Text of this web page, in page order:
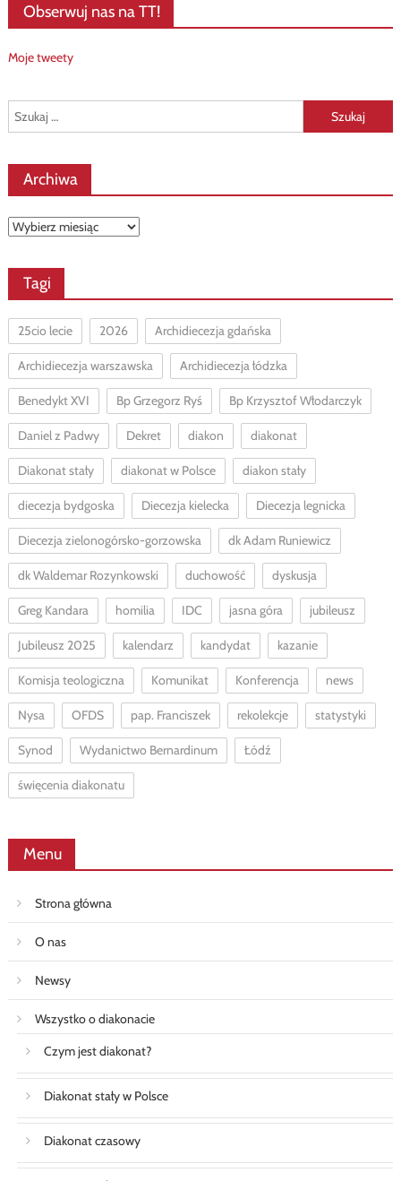
Obserwuj nas na TT!
Moje tweety
Szukaj:
Archiwa
Archiwa
Tagi
25cio lecie 2026 Archidiecezja gdańska
Archidiecezja warszawska Archidiecezja łódzka
Benedykt XVI Bp Grzegorz Ryś Bp Krzysztof Włodarczyk
Daniel z Padwy Dekret diakon diakonat
Diakonat stały diakonat w Polsce diakon stały
diecezja bydgoska Diecezja kielecka Diecezja legnicka
Diecezja zielonogórsko-gorzowska dk Adam Runiewicz
dk Waldemar Rozynkowski duchowość dyskusja
Greg Kandara homilia IDC jasna góra jubileusz
Jubileusz 2025 kalendarz kandydat kazanie
Komisja teologiczna Komunikat Konferencja news
Nysa OFDS pap. Franciszek rekolekcje statystyki
Synod Wydanictwo Bernardinum Łódź
święcenia diakonatu
Menu
Strona główna
O nas
Newsy
Wszystko o diakonacie
Czym jest diakonat?
Diakonat stały w Polsce
Diakonat czasowy